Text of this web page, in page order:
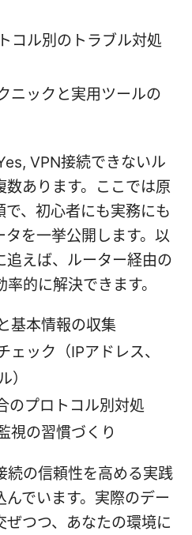
コル別のトラブル対処
ニックと実用ツールの
VPN接続できないル
数あります。ここでは原
、初心者にも実務にも
を一挙公開します。以
追えば、ルーター経由の
的に解決できます。
基本情報の収集
ェック（IPアドレス、
）
のプロトコル別対処
視の習慣づくり
続の信頼性を高める実践
でいます。実際のデー
ぜつつ、あなたの環境に